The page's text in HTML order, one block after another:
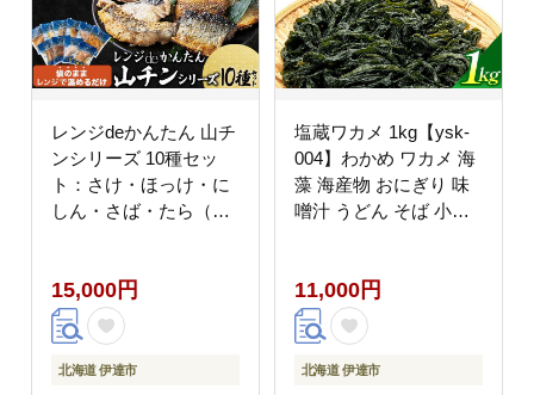
レンジdeかんたん 山チ
ンシリーズ 10種セッ
ト：さけ・ほっけ・に
しん・さば・たら（各2
15,000円
北海道 伊達市
塩蔵ワカメ 1kg【ysk-
004】わかめ ワカメ 海
藻 海産物 おにぎり 味
噌汁 うどん そば 小分
11,000円
北海道 伊達市